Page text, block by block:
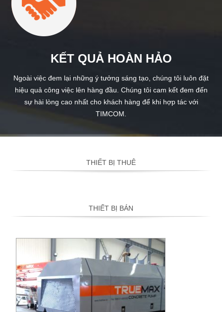
KẾT QUẢ HOÀN HẢO
Ngoài việc đem lại những ý tưởng sáng tạo, chúng tôi luôn đặt
hiệu quả công việc lên hàng đầu. Chúng tôi cam kết đem đến
sự hài lòng cao nhất cho khách hàng để khi hợp tác với
TIMCOM.
THIẾT BỊ THUÊ
THIẾT BỊ BÁN